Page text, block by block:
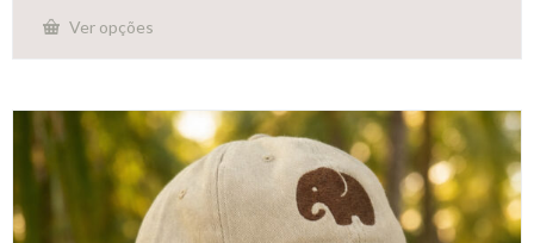
Ver opções
Este
produto
variantes.
As
opções
podem